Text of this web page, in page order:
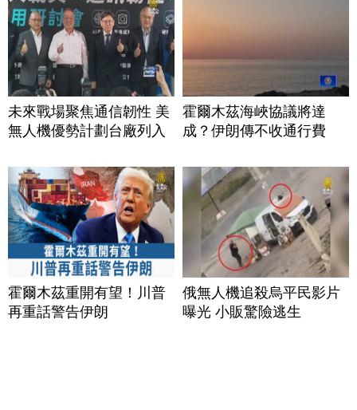
未來戰場聚焦通信韌性 美
無人機優勢計劃台廠列入
霍爾木茲海峽協議將達
成？伊朗傳不收通行費
霍爾木茲重開有望！川普
再重話警告伊朗
俄無人機追殺烏平民影片
曝光 小販驚險逃生